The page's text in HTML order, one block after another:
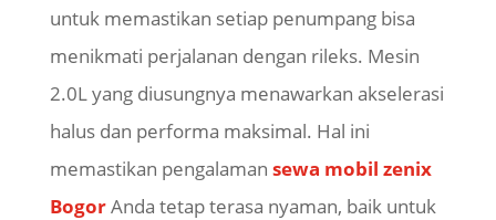
untuk memastikan setiap penumpang bisa
menikmati perjalanan dengan rileks. Mesin
2.0L yang diusungnya menawarkan akselerasi
halus dan performa maksimal. Hal ini
memastikan pengalaman sewa mobil zenix
BogorAnda tetap terasa nyaman, baik untuk